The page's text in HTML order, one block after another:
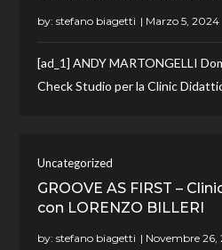
by:stefano biagetti
[ad_1] ANDY MARTONGELLI
Check Studio per la Clinic
Uncategorized
GROOVE AS FIRST –
con LORENZO BILLERI
by:stefano biagetti